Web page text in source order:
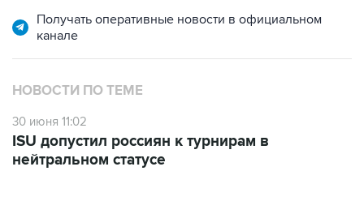
Получать оперативные новости в официальном
канале
НОВОСТИ ПО ТЕМЕ
30 июня 11:02
ISU допустил россиян к турнирам в
нейтральном статусе